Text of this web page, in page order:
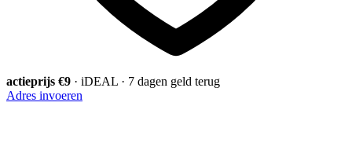
actieprijs €9 · iDEAL · 7 dagen geld terug
Adres invoeren